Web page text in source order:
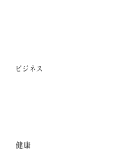
ビジネス
健康